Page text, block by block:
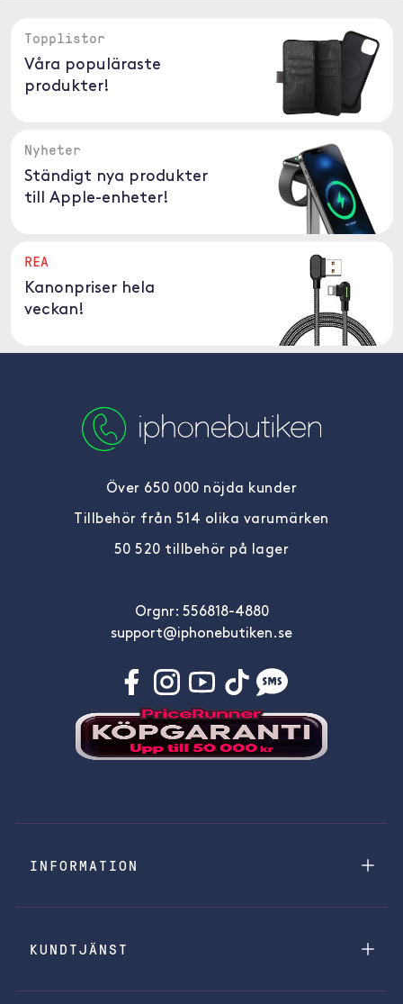
Topplistor
Våra populäraste
produkter!
Nyheter
Ständigt nya produkter
till Apple-enheter!
REA
Kanonpriser hela
veckan!
Över 650 000 nöjda kunder
Tillbehör från 514 olika varumärken
50 520 tillbehör på lager
Orgnr: 556818-4880
support@iphonebutiken.se
INFORMATION
KUNDTJÄNST